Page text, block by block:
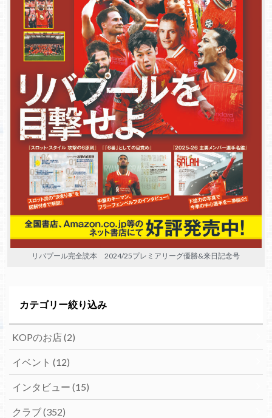
リバプール完全読本 2024/25プレミアリーグ優勝&来日記念号
カテゴリー絞り込み
KOPのお店(2)
イベント (12)
インタビュー (15)
クラブ(352)